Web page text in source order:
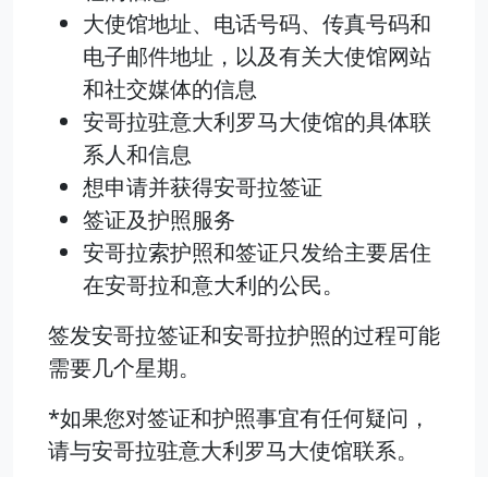
大使馆地址、电话号码、传真号码和
电子邮件地址，以及有关大使馆网站
和社交媒体的信息
安哥拉驻意大利罗马大使馆的具体联
系人和信息
想申请并获得安哥拉签证
签证及护照服务
安哥拉索护照和签证只发给主要居住
在安哥拉和意大利的公民。
签发安哥拉签证和安哥拉护照的过程可能
需要几个星期。
*如果您对签证和护照事宜有任何疑问，
请与安哥拉驻意大利罗马大使馆联系。